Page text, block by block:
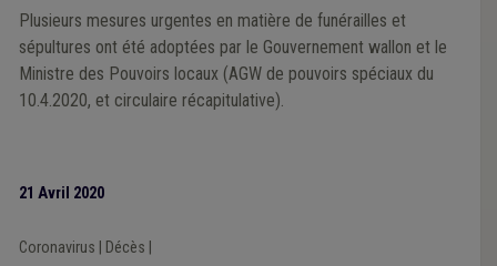
Plusieurs mesures urgentes en matière de funérailles et
sépultures ont été adoptées par le Gouvernement wallon et le
Ministre des Pouvoirs locaux (AGW de pouvoirs spéciaux du
10.4.2020, et circulaire récapitulative).
21 Avril 2020
Coronavirus Décès